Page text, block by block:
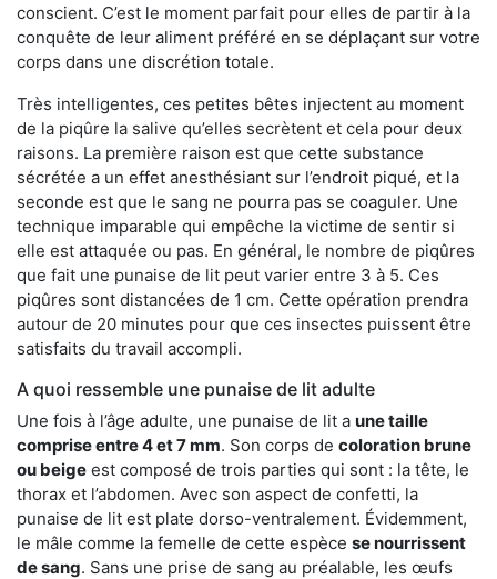
conscient. C’est le moment parfait pour elles de partir à la
conquête de leur aliment préféré en se déplaçant sur votre
corps dans une discrétion totale.
Très intelligentes, ces petites bêtes injectent au moment
de la piqûre la salive qu’elles secrètent et cela pour deux
raisons. La première raison est que cette substance
sécrétée a un effet anesthésiant sur l’endroit piqué, et la
seconde est que le sang ne pourra pas se coaguler. Une
technique imparable qui empêche la victime de sentir si
elle est attaquée ou pas. En général, le nombre de piqûres
que fait une punaise de lit peut varier entre 3 à 5. Ces
piqûres sont distancées de 1 cm. Cette opération prendra
autour de 20 minutes pour que ces insectes puissent être
satisfaits du travail accompli.
A quoi ressemble une punaise de lit adulte
Une fois à l’âge adulte, une punaise de lit a une taille
comprise entre 4 et 7 mm. Son corps de coloration brune
ou beige est composé de trois parties qui sont : la tête, le
thorax et l’abdomen. Avec son aspect de confetti, la
punaise de lit est plate dorso-ventralement. Évidemment,
le mâle comme la femelle de cette espèce se nourrissent
de sang. Sans une prise de sang au préalable, les œufs